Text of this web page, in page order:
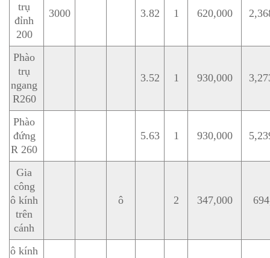
trụ
đỉnh
200
3000 3.82 1 620,000
Phào
trụ
ngang
R260
3.52 1 930,000
Phào
đứng
R 260
5.63 1 930,000
Gia
công
ô kính
trên
cánh
ô 2 347,000
ô kính